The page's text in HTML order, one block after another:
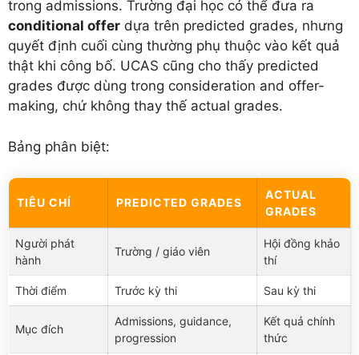
trong admissions. Trường đại học có thể đưa ra
conditional offer dựa trên predicted grades, nhưng
quyết định cuối cùng thường phụ thuộc vào kết quả
thật khi công bố. UCAS cũng cho thấy predicted
grades được dùng trong consideration and offer-
making, chứ không thay thế actual grades.
Bảng phân biệt:
TIÊU CHÍ PREDICTED GRADES
ACTUAL
GRADES
Người phát
hành
Trường / giáo viên
Hội đồng khảo
thí
Thời điểm Trước kỳ thi Sau kỳ thi
Mục đích
Admissions, guidance,
progression
Kết quả chính
thức